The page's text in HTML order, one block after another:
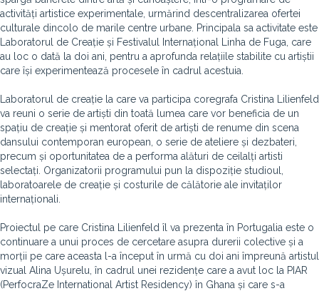
activități artistice experimentale, urmărind descentralizarea ofertei
culturale dincolo de marile centre urbane. Principala sa activitate este
Laboratorul de Creație și Festivalul Internațional Linha de Fuga, care
au loc o dată la doi ani, pentru a aprofunda relațiile stabilite cu artiștii
care își experimentează procesele în cadrul acestuia.
Laboratorul de creație la care va participa coregrafa Cristina Lilienfeld
va reuni o serie de artiști din toată lumea care vor beneficia de un
spațiu de creație și mentorat oferit de artiști de renume din scena
dansului contemporan european, o serie de ateliere și dezbateri,
precum și oportunitatea de a performa alături de ceilalți artisti
selectați. Organizatorii programului pun la dispoziție studioul,
laboratoarele de creație și costurile de călătorie ale invitaților
internaționali.
Proiectul pe care Cristina Lilienfeld îl va prezenta în Portugalia este o
continuare a unui proces de cercetare asupra durerii colective și a
morții pe care aceasta l-a început în urmă cu doi ani împreună artistul
vizual Alina Ușurelu, în cadrul unei rezidențe care a avut loc la PIAR
(PerfocraZe International Artist Residency) în Ghana și care s-a